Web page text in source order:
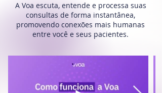
A Voa escuta, entende e processa suas
consultas de forma instantânea,
promovendo conexões mais humanas
entre você e seus pacientes.